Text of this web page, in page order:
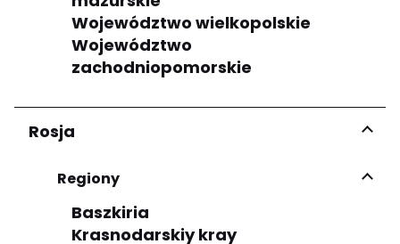
Województwo wielkopolskie
Województwo
zachodniopomorskie
Rosja
Regiony
Baszkiria
Krasnodarskiy kray